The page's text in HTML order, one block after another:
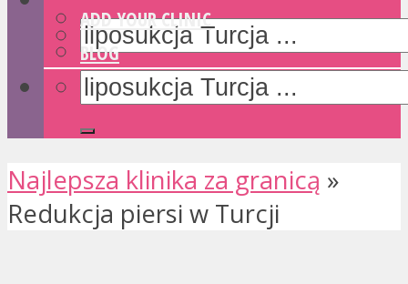
ADD YOUR CLINIC
BLOG
Najlepsza klinika za granicą »
Redukcja piersi w Turcji